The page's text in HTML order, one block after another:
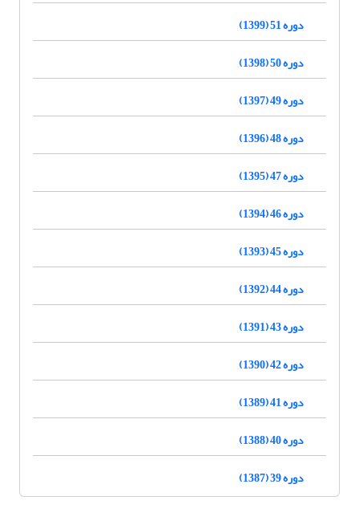
دوره 51 (1399)
دوره 50 (1398)
دوره 49 (1397)
دوره 48 (1396)
دوره 47 (1395)
دوره 46 (1394)
دوره 45 (1393)
دوره 44 (1392)
دوره 43 (1391)
دوره 42 (1390)
دوره 41 (1389)
دوره 40 (1388)
دوره 39 (1387)